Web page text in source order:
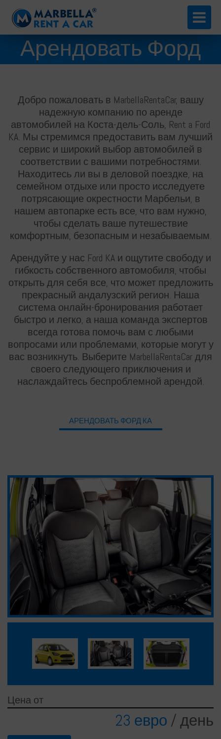
(+34) 952 24 12 88
English
Español
Русский
Français
Deutsch
Арендовать Форд
Добро пожаловать в MarbellaRentaCar, вашу
надежную компанию по аренде
автомобилей на Коста-дель-Соль, Rent a Ford
KA. Мы стремимся предоставить вам лучший
сервис и широкий выбор автомобилей в
соответствии с вашими потребностями.
Находитесь ли вы в деловой поездке, на
семейном отдыхе или просто исследуете
потрясающие окрестности Марбельи, в
нашем автопарке есть все, что вам нужно,
чтобы сделать ваше путешествие
комфортным, безопасным и незабываемым.
Арендуйте у нас Ford KA и ощутите свободу и
гибкость собственного автомобиля, чтобы
открыть для себя все, что может предложить
прекрасный андалузский регион. Наша
система онлайн-бронирования работает
быстро и легко, а наша команда экспертов
всегда готова помочь вам с любыми
вопросами или проблемами, которые могут у
вас возникнуть. Выберите MarbellaRentaCar для
своего следующего приключения и
наслаждайтесь беспроблемной арендой.
АРЕНДОВАТЬ ФОРД КА
Цена от
23 евро / день